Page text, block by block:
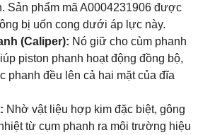
Sản phẩm mã A0004231906 được
bị uốn cong dưới áp lực này.
(Caliper): Nó giữ cho cùm phanh
piston phanh hoạt động đồng bộ,
phanh đều lên cả hai mặt của đĩa
Nhờ vật liệu hợp kim đặc biệt, gông
từ cụm phanh ra môi trường hiệu